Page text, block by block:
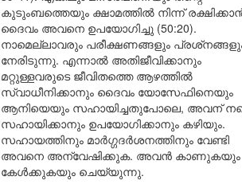
കുടുംബത്തെയും ക്ഷാമത്തിൽ നിന്ന്
ദൈവം അവനെ ഉപയോഗിച്ചു (50:20).
നാമെല്ലാവരും പരീക്ഷണങ്ങളും
നേരിടുന്നു. എന്നാൽ അതിജീവിക്കാനും
മറ്റുള്ളവരുടെ ജീവിതത്തെ ആഴത്തിൽ
സ്വാധീനിക്കാനും ദൈവം യോസേഫിനെയും
ആനിയെയും സഹായിച്ചതുപോലെ, അവന്
സഹായിക്കാനും ഉപയോഗിക്കാനും കഴിയും.
സഹായത്തിനും മാർഗ്ഗദർശനത്തിനും വേണ്ടി
അവനെ അന്വേഷിക്കുക. അവൻ കാണുകയും
കേൾക്കുകയും ചെയ്യുന്നു.